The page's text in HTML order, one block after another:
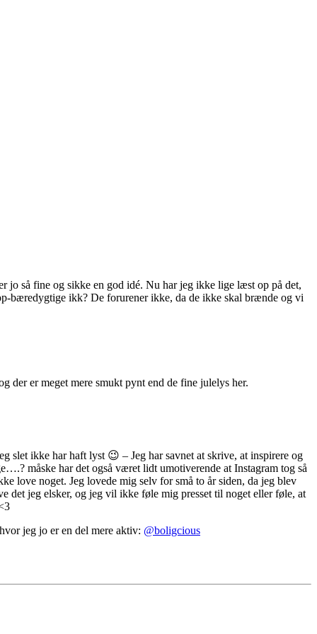
jo så fine og sikke en god idé. Nu har jeg ikke lige læst op på det,
bæredygtige ikk? De forurener ikke, da de ikke skal brænde og vi
der er meget mere smukt pynt end de fine julelys her.
slet ikke har haft lyst 😉 – Jeg har savnet at skrive, at inspirere og
måske har det også været lidt umotiverende at Instagram tog så
love noget. Jeg lovede mig selv for små to år siden, da jeg blev
det jeg elsker, og jeg vil ikke føle mig presset til noget eller føle, at
jeg jo er en del mere aktiv: @boligcious